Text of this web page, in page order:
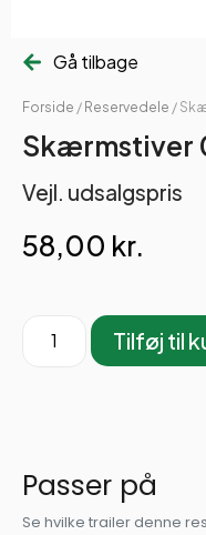
Gå tilbage
Forside / Reservedele /
Skærmstiver
Vejl. udsalgspris
58,00 kr.
Tilføj til
Passer på
Se hvilke trailer denne